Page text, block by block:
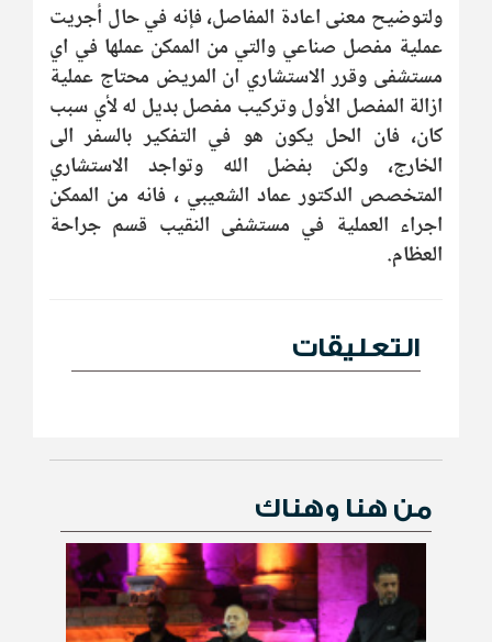
ولتوضيح معنى اعادة المفاصل، فإنه في حال أجريت
عملية مفصل صناعي والتي من الممكن عملها في اي
مستشفى وقرر الاستشاري ان المريض محتاج عملية
ازالة المفصل الأول وتركيب مفصل بديل له لأي سبب
كان، فان الحل يكون هو في التفكير بالسفر الى
الخارج، ولكن بفضل الله وتواجد الاستشاري
المتخصص الدكتور عماد الشعيبي ، فانه من الممكن
اجراء العملية في مستشفى النقيب قسم جراحة
العظام.
التعليقات
من هنا وهناك